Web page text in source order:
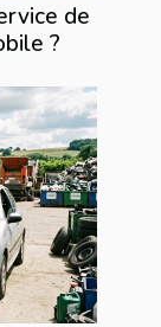
de
?